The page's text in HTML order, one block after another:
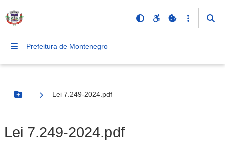
Prefeitura de Montenegro
Botão Menu
Lei 7.249-2024.pdf
Lei 7.249-2024.pdf